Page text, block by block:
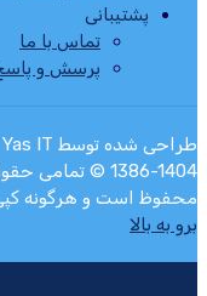
پشتیبانی
تماس با ما
پرسش و
طراحی شده توسط Yas IT
1386-1404 ©
محفوظ است و هرگونه کپی
برو به بالا